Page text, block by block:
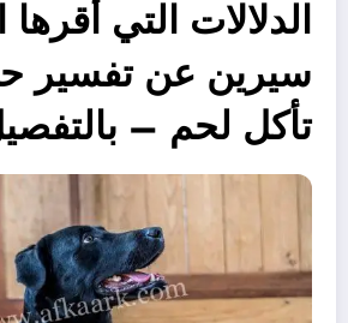
الدلالات التي أقرها
سيرين عن تفسير
تأكل لحم –